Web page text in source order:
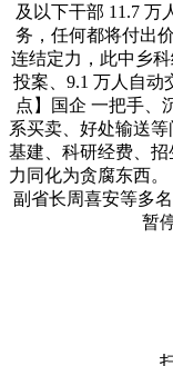
及以下干部 11.7 万
务，任何都将付出
连结定力，此中乡
投案、9.1 万人自动
点】国企 一把手、
系买卖、好处输送
基建、科研经费、
力同化为贪腐东西
副省长周喜安等多
暂